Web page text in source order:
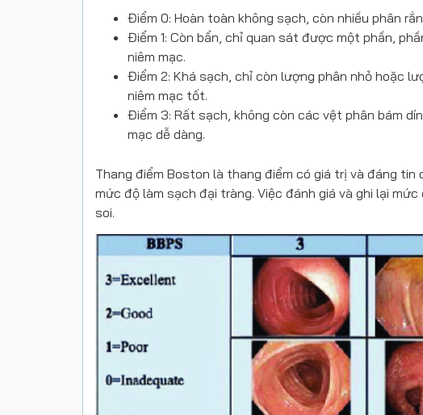
Điểm 0: Hoàn toàn không sạch, còn nhiều phân
Điểm 1: Còn bẩn, chỉ quan sát được một phần,
niêm mạc.
Điểm 2: Khá sạch, chỉ còn lượng phân nhỏ hoặc
niêm mạc tốt.
Điểm 3: Rất sạch, không còn các vệt phân bám
mạc dễ dàng.
Thang điểm Boston là thang điểm có giá trị và đáng
mức độ làm sạch đại tràng. Việc đánh giá và ghi lại
soi.